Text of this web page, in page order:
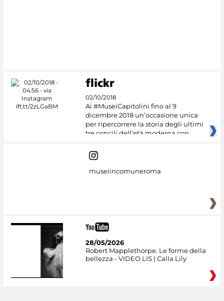
02/10/2018
Ai #MuseiCapitolini fino al 9
dicembre 2018 un’occasione unica
per ripercorrere la storia degli ultimi
tre concili dell’età moderna con
museiincomuneroma
28/05/2026
Robert Mapplethorpe. Le forme della
bellezza - VIDEO LIS | Calla Lily